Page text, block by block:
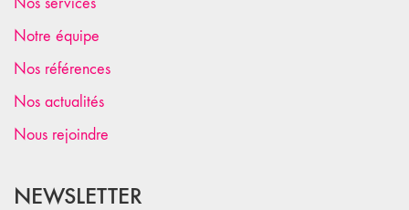
Notre équipe
Nos références
Nos actualités
Nous rejoindre
NEWSLETTER